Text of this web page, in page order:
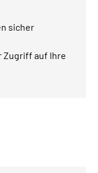
sicher
Zugriff auf Ihre